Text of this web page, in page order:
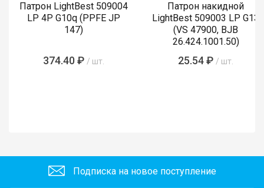
Патрон LightBest 509004
LP 4P G10q (PPFE JP
147)
374.40 ₽ / шт.
Патрон накидной
LightBest 509003 LP G13
(VS 47900, BJB
26.424.1001.50)
25.54 ₽ / шт.
Подписка на новое поступление